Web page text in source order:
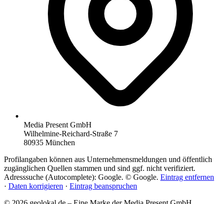
Media Present GmbH
Wilhelmine-Reichard-Straße 7
80935 München
Profilangaben können aus Unternehmensmeldungen und öffentlich
zugänglichen Quellen stammen und sind ggf. nicht verifiziert.
Adresssuche (Autocomplete): Google. © Google. Eintrag entfernen
· Daten korrigieren · Eintrag beanspruchen